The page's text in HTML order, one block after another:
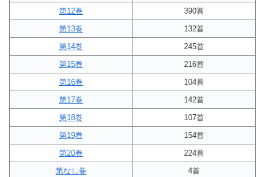
第12巻
390首
第13巻
132首
第14巻
245首
第15巻
216首
第16巻
104首
第17巻
142首
第18巻
107首
第19巻
154首
第20巻
224首
第なし巻
4首